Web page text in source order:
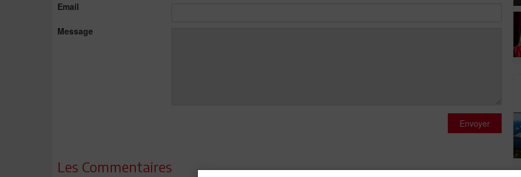
Email
Message
Envoyer
Les Commentaires